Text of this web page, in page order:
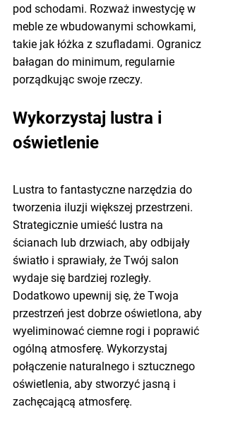
pod schodami. Rozważ inwestycję w
meble ze wbudowanymi schowkami,
takie jak łóżka z szufladami. Ogranicz
bałagan do minimum, regularnie
porządkując swoje rzeczy.
Wykorzystaj lustra i
oświetlenie
Lustra to fantastyczne narzędzia do
tworzenia iluzji większej przestrzeni.
Strategicznie umieść lustra na
ścianach lub drzwiach, aby odbijały
światło i sprawiały, że Twój salon
wydaje się bardziej rozległy.
Dodatkowo upewnij się, że Twoja
przestrzeń jest dobrze oświetlona, aby
wyeliminować ciemne rogi i poprawić
ogólną atmosferę. Wykorzystaj
połączenie naturalnego i sztucznego
oświetlenia, aby stworzyć jasną i
zachęcającą atmosferę.